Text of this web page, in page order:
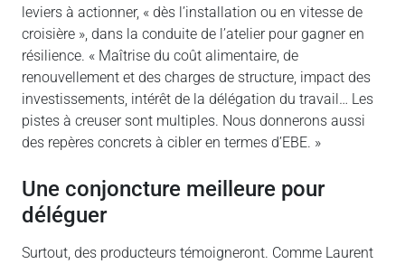
leviers à actionner, « dès l’installation ou en vitesse de
croisière », dans la conduite de l’atelier pour gagner en
résilience. « Maîtrise du coût alimentaire, de
renouvellement et des charges de structure, impact des
investissements, intérêt de la délégation du travail… Les
pistes à creuser sont multiples. Nous donnerons aussi
des repères concrets à cibler en termes d’EBE. »
Une conjoncture meilleure pour
déléguer
Surtout, des producteurs témoigneront. Comme Laurent